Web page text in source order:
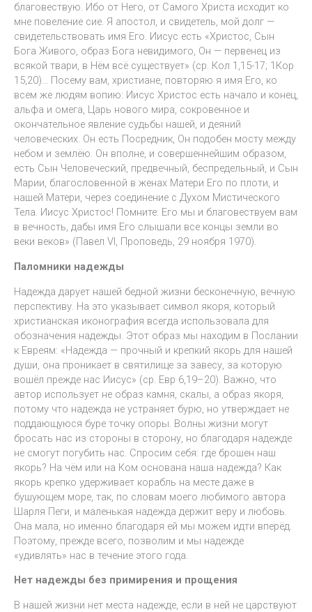
благовествую. Ибо от Него, от Самого Христа исходит ко
мне повеление сие. Я апостол, и свидетель, мой долг —
свидетельствовать имя Его. Иисус есть «Христос, Сын
Бога Живого, образ Бога невидимого, Он — первенец из
всякой твари, в Нём всё существует» (ср. Кол 1,15-17; 1Кор
15,20)… Посему вам, христиане, повторяю я имя Его, ко
всем же людям вопию: Иисус Христос есть начало и конец,
альфа и омега, Царь нового мира, сокровенное и
окончательное явление судьбы нашей, и деяний
человеческих. Он есть Посредник, Он подобен мосту между
небом и землёю. Он вполне, и совершеннейшим образом,
есть Сын Человеческий, предвечный, беспредельный, и Сын
Марии, благословенной в женах Матери Его по плоти, и
нашей Матери, через соединение с Духом Мистического
Тела. Иисус Христос! Помните: Его мы и благовествуем вам
в вечность, дабы имя Его слышали все концы земли во
веки веков» (Павел VI, Проповедь, 29 ноября 1970).
Паломники надежды
Надежда дарует нашей бедной жизни бесконечную, вечную
перспективу. На это указывает символ якоря, который
христианская иконография всегда использовала для
обозначения надежды. Этот образ мы находим в Послании
к Евреям: «Надежда — прочный и крепкий якорь для нашей
души, она проникает в святилище за завесу, за которую
вошёл прежде нас Иисус» (ср. Евр 6,19–20). Важно, что
автор использует не образ камня, скалы, а образ якоря,
потому что надежда не устраняет бурю, но утверждает не
поддающуюся буре точку опоры. Волны жизни могут
бросать нас из стороны в сторону, но благодаря надежде
не смогут погубить нас. Спросим себя: где брошен наш
якорь? На чём или на Ком основана наша надежда? Как
якорь крепко удерживает корабль на месте даже в
бушующем море, так, по словам моего любимого автора
Шарля Пеги, и маленькая надежда держит веру и любовь.
Она мала, но именно благодаря ей мы можем идти вперёд.
Поэтому, прежде всего, позволим и мы надежде
«удивлять» нас в течение этого года.
Нет надежды без примирения и прощения
В нашей жизни нет места надежде, если в ней не царствуют